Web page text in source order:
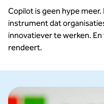
Copilot is geen hype
instrument dat
innovatiever te werken.
rendeert.